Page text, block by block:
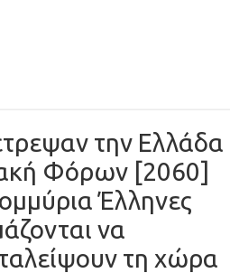
την Ελλάδα
Φόρων [2060]
Έλληνες
να
τη χώρα